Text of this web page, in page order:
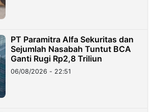
PT Paramitra Alfa Sekuritas dan
Sejumlah Nasabah Tuntut BCA
Ganti Rugi Rp2,8 Triliun
06/08/2026 - 22:51